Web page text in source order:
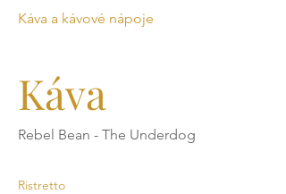
Káva a kávové nápoje
Káva
Rebel Bean - The Underdog
Ristretto